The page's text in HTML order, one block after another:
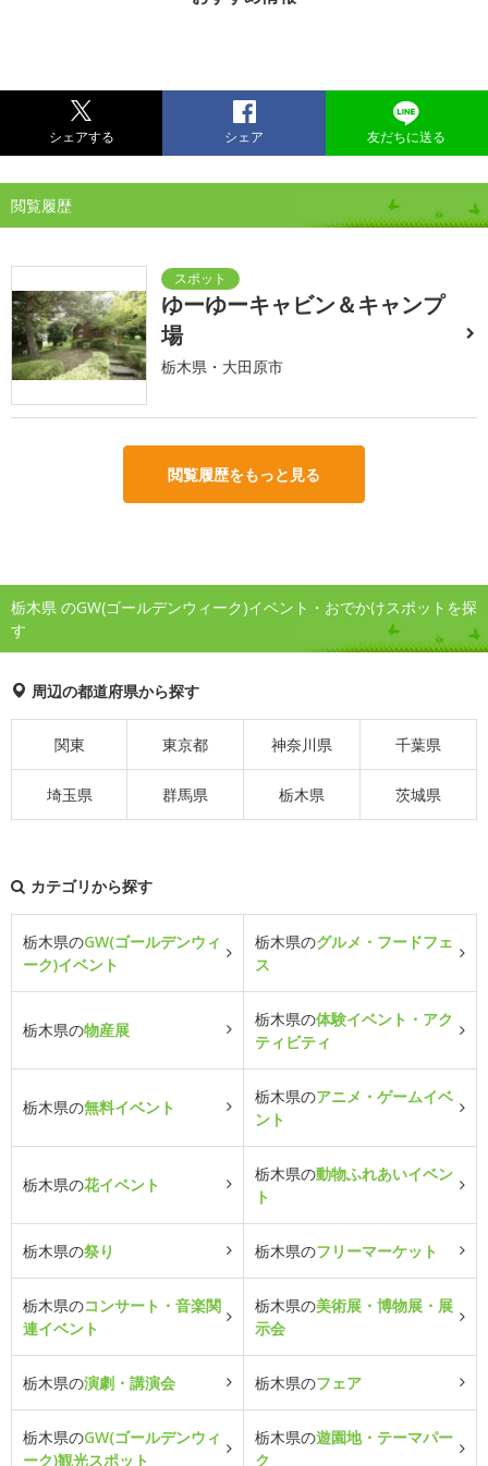
シェアする シェア 友だちに送る
閲覧履歴
ゆーゆーキャビン＆キャンプ
場
栃木県・大田原市
閲覧履歴をもっと見る
栃木県 のGW(ゴールデンウィーク)イベント・おでかけスポットを探
す
周辺の都道府県から探す
関東 東京都 神奈川県 千葉県
埼玉県 群馬県 栃木県 茨城県
カテゴリから探す
栃木県のGW(ゴールデンウィ
ーク)イベント
栃木県のグルメ・フードフェ
ス
栃木県の物産展
栃木県の体験イベント・アク
ティビティ
栃木県の無料イベント
栃木県のアニメ・ゲームイベ
ント
栃木県の花イベント
栃木県の動物ふれあいイベン
ト
栃木県の祭り 栃木県のフリーマーケット
栃木県のコンサート・音楽関
連イベント
栃木県の美術展・博物展・展
示会
栃木県の演劇・講演会 栃木県のフェア
栃木県のGW(ゴールデンウィ
ーク)観光スポット
栃木県の遊園地・テーマパー
ク